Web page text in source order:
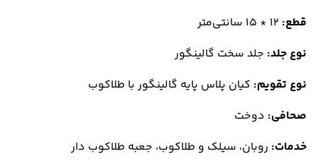
قطع:
نوع جلد: جلد سخت گالینگور
نوع تقویم: کیان پلاس پایه گالینگور با طلاکوب
صحافی: دوخت
خدمات: روبان، سیلک و طلاکوب، جعبه طلاکوب دار